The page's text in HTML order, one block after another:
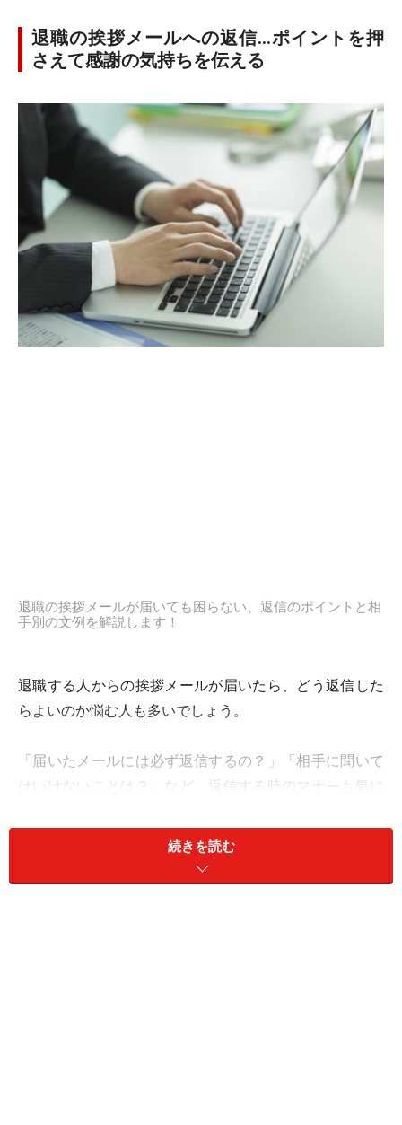
退職の挨拶メールへの返信…ポイントを押
さえて感謝の気持ちを伝える
退職の挨拶メールが届いても困らない、返信のポイントと相
手別の文例を解説します！
退職する人からの挨拶メールが届いたら、どう返信した
らよいのか悩む人も多いでしょう。
「届いたメールには必ず返信するの？」「相手に聞いて
はいけないことは？」など、返信する時のマナーも気に
返信する際にはポイントを押さえた上で、感謝の気持ち
や心遣いが伝わるメールを送りたいですよね。
続きを読む